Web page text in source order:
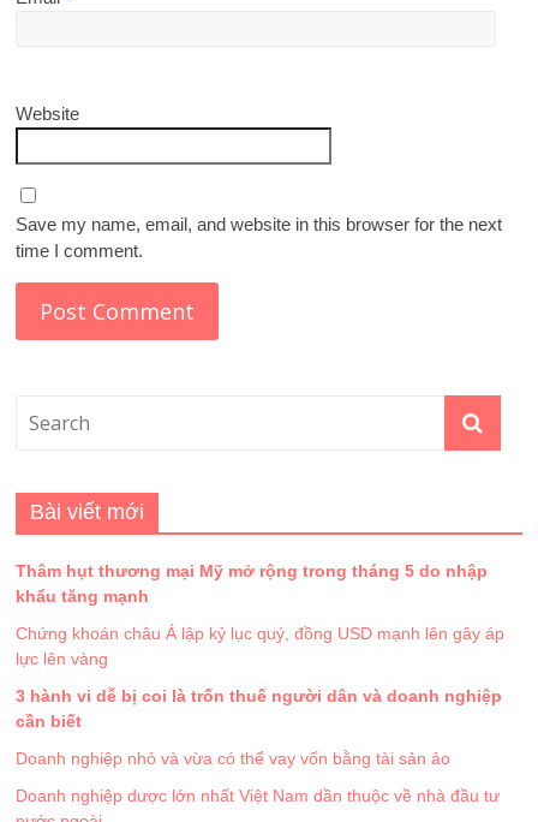
Website
Save my name, email, and website in this browser for the next
time I comment.
Bài viết mới
Thâm hụt thương mại Mỹ mở rộng trong tháng 5 do nhập
khẩu tăng mạnh
Chứng khoán châu Á lập kỷ lục quý, đồng USD mạnh lên gây áp
lực lên vàng
3 hành vi dễ bị coi là trốn thuế người dân và doanh nghiệp
cần biết
Doanh nghiệp nhỏ và vừa có thể vay vốn bằng tài sản ảo
Doanh nghiệp dược lớn nhất Việt Nam dần thuộc về nhà đầu tư